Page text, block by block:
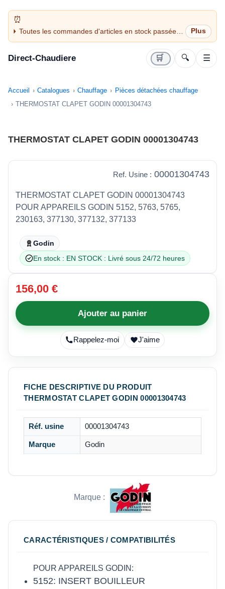
Toutes les commandes d'articles en stock passées
avant 14H sont expédiées le jour même (jours
Direct-Chaudiere 🛒 🔍 ☰
Accueil Catalogues Chauffage
Pièces détachées chauffage
THERMOSTAT CLAPET GODIN 00001304743
THERMOSTAT CLAPET GODIN 00001304743
Ref. Usine : 00001304743
THERMOSTAT CLAPET GODIN 00001304743
POUR APPAREILS GODIN 5152, 5763, 5765,
230163, 377130, 377132, 377133
Godin
En stock : EN STOCK : Livré sous 24/72 heures
156,00 €
Ajouter au panier
Rappelez-moi J'aime
FICHE DESCRIPTIVE DU PRODUIT
THERMOSTAT CLAPET GODIN 00001304743
Réf. usine 00001304743
Marque Godin
Marque :
CARACTÉRISTIQUES / COMPATIBILITÉS
POUR APPAREILS GODIN:
5152: INSERT BOUILLEUR